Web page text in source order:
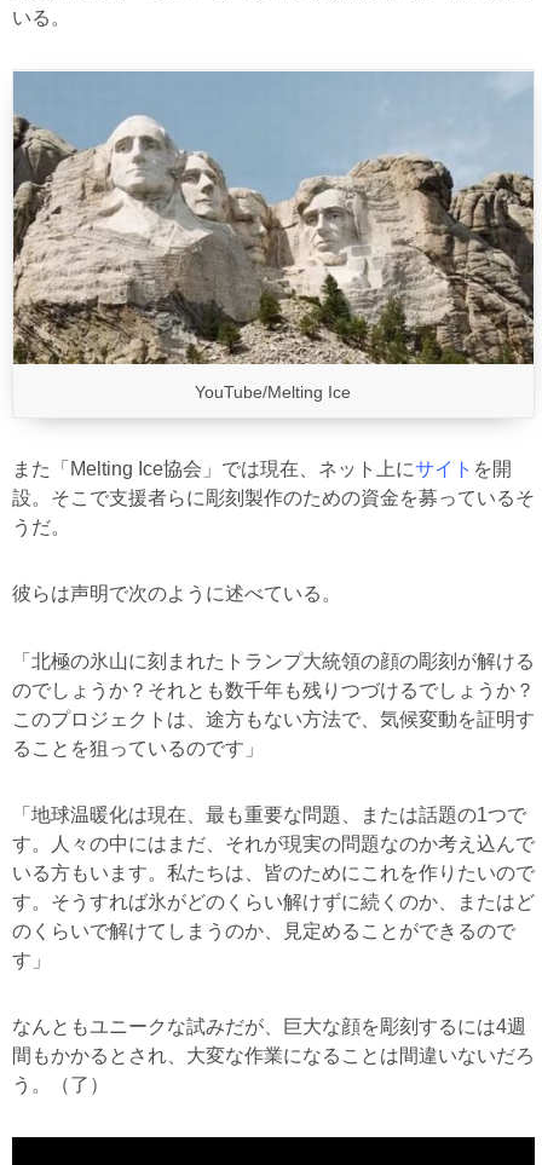
いる。
YouTube/Melting Ice
また「Melting Ice協会」では現在、ネット上にサイト を開
設。そこで支援者らに彫刻製作のための資金を募っているそ
うだ。
彼らは声明で次のように述べている。
「北極の氷山に刻まれたトランプ大統領の顔の彫刻が解ける
のでしょうか？それとも数千年も残りつづけるでしょうか？
このプロジェクトは、途方もない方法で、気候変動を証明す
ることを狙っているのです」
「地球温暖化は現在、最も重要な問題、または話題の1つで
す。人々の中にはまだ、それが現実の問題なのか考え込んで
いる方もいます。私たちは、皆のためにこれを作りたいので
す。そうすれば氷がどのくらい解けずに続くのか、またはど
のくらいで解けてしまうのか、見定めることができるので
す」
なんともユニークな試みだが、巨大な顔を彫刻するには4週
間もかかるとされ、大変な作業になることは間違いないだろ
う。（了）